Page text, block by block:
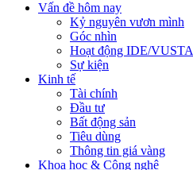
Vấn đề hôm nay
Kỷ nguyên vươn mình
Góc nhìn
Hoạt động IDE/VUSTA
Sự kiện
Kinh tế
Tài chính
Đầu tư
Bất động sản
Tiêu dùng
Thông tin giá vàng
Khoa học & Công nghệ